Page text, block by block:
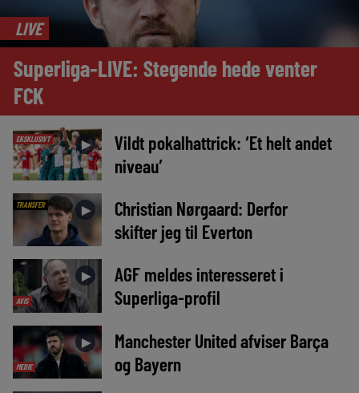
LIVE
Superliga-LIVE: Stegende hede venter
FCK
EKSKLUSIVT ►
Vildt pokalhattrick: ‘Et helt andet
niveau’
TRANSFER ►
Christian Nørgaard: Derfor
skifter jeg til Everton
AVIS
►
AGF meldes interesseret i
Superliga-profil
MEDIE
►
Manchester United afviser Barça
og Bayern